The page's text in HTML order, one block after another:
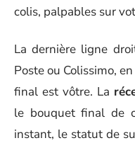
colis, palpables sur
La dernière ligne
Poste ou Colissimo,
final est vôtre. La
le bouquet final de
instant, le statut de